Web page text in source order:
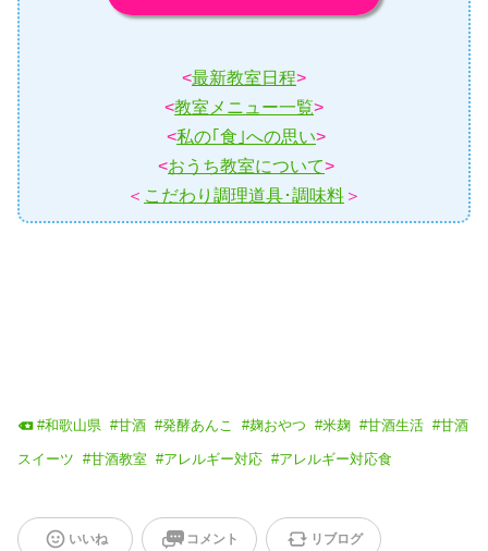
<最新教室日程>
<教室メニュー一覧>
<私の｢食｣への思い>
<おうち教室について>
＜ こだわり調理道具･調味料 ＞
#和歌山県 #甘酒 #発酵あんこ #麹おやつ #米麹 #甘酒生活 #甘酒
スイーツ #甘酒教室 #アレルギー対応 #アレルギー対応食
いいね コメント リブログ